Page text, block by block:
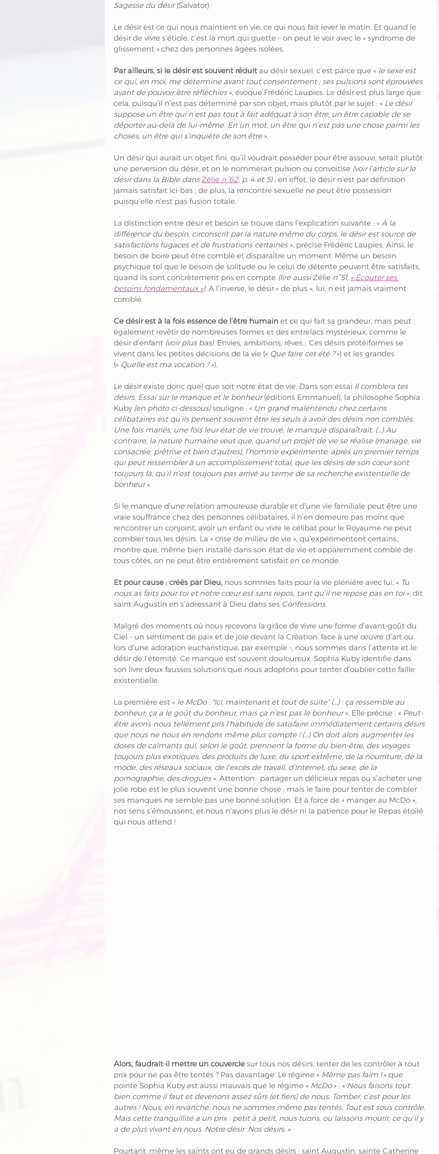
Sagesse du désir (Salvator).
Le désir est ce qui nous maintient en vie, ce qui nous fait lever le matin. Et quand le
désir de vivre s’étiole, c’est la mort qui guette – on peut le voir avec le « syndrome de
glissement » chez des personnes âgées isolées.
Par ailleurs, si le désir est souvent réduit au désir sexuel, c’est parce que « le sexe est
ce qui, en moi, me détermine avant tout consentement ; ses pulsions sont éprouvées
avant de pouvoir être réfléchies », évoque Frédéric Laupies. Le désir est plus large que
cela, puisqu’il n’est pas déterminé par son objet, mais plutôt par le sujet : « Le désir
suppose un être qui n’est pas tout à fait adéquat à son être, un être capable de se
déporter au-delà de lui-même. En un mot, un être qui n’est pas une chose parmi les
choses, un être qui s’inquiète de son être ».
Un désir qui aurait un objet fini, qu’il voudrait posséder pour être assouvi, serait plutôt
une perversion du désir, et on le nommerait pulsion ou convoitise (voir l’article sur le
désir dans la Bible dans Zélie n°62, p. 4 et 5) ; en effet, le désir n’est par définition
jamais satisfait ici-bas ; de plus, la rencontre sexuelle ne peut être possession
puisqu’elle n’est pas fusion totale.
La distinction entre désir et besoin se trouve dans l’explication suivante : « A la
différence du besoin, circonscrit par la nature même du corps, le désir est source de
satisfactions fugaces et de frustrations certaines », précise Frédéric Laupies. Ainsi, le
besoin de boire peut être comblé et disparaître un moment. Même un besoin
psychique tel que le besoin de solitude ou le celui de détente peuvent être satisfaits,
quand ils sont concrètement pris en compte (lire aussi Zélie n°51, « Écouter ses
besoins fondamentaux »). A l’inverse, le désir « de plus », lui, n’est jamais vraiment
comblé.
Ce désir est à la fois essence de l’être humain et ce qui fait sa grandeur, mais peut
également revêtir de nombreuses formes et des entrelacs mystérieux, comme le
désir d’enfant (voir plus bas). Envies, ambitions, rêves... Ces désirs protéiformes se
vivent dans les petites décisions de la vie (« Que faire cet été ? ») et les grandes
(« Quelle est ma vocation ? »).
Le désir existe donc quel que soit notre état de vie. Dans son essai Il comblera tes
désirs. Essai sur le manque et le bonheur (éditions Emmanuel), la philosophe Sophia
Kuby (en photo ci-dessous) souligne : « Un grand malentendu chez certains
célibataires est qu’ils pensent souvent être les seuls à avoir des désirs non comblés.
Une fois mariés, une fois leur état de vie trouvé, le manque disparaîtrait. (...) Au
contraire, la nature humaine veut que, quand un projet de vie se réalise (mariage, vie
consacrée, prêtrise et bien d’autres), l’homme expérimente, après un premier temps
qui peut ressembler à un accomplissement total, que les désirs de son cœur sont
toujours là, qu’il n’est toujours pas arrivé au terme de sa recherche existentielle de
bonheur ».
Si le manque d’une relation amoureuse durable et d’une vie familiale peut être une
vraie souffrance chez des personnes célibataires, il n’en demeure pas moins que
rencontrer un conjoint, avoir un enfant ou vivre le célibat pour le Royaume ne peut
combler tous les désirs. La « crise de milieu de vie », qu’expérimentent certains,
montre que, même bien installé dans son état de vie et apparemment comblé de
tous côtés, on ne peut être entièrement satisfait en ce monde.
Et pour cause : créés par Dieu, nous sommes faits pour la vie plénière avec lui. « Tu
nous as faits pour toi et notre cœur est sans repos, tant qu’il ne repose pas en toi », dit
saint Augustin en s’adressant à Dieu dans ses Confessions.
Malgré des moments où nous recevons la grâce de vivre une forme d’avant-goût du
Ciel – un sentiment de paix et de joie devant la Création, face à une œuvre d’art ou
lors d’une adoration eucharistique, par exemple -, nous sommes dans l’attente et le
désir de l’éternité. Ce manque est souvent douloureux. Sophia Kuby identifie dans
son livre deux fausses solutions que nous adoptons pour tenter d’oublier cette faille
existentielle.
La première est « le McDo : "Ici, maintenant et tout de suite" (...) : ça ressemble au
bonheur, ça a le goût du bonheur, mais ça n’est pas le bonheur ». Elle précise : « Peut-
être avons-nous tellement pris l’habitude de satisfaire immédiatement certains désirs
que nous ne nous en rendons même plus compte ! (...) On doit alors augmenter les
doses de calmants qui, selon le goût, prennent la forme du bien-être, des voyages
toujours plus exotiques, des produits de luxe, du sport extrême, de la nourriture, de la
mode, des réseaux sociaux, de l’excès de travail, d’Internet, du sexe, de la
pornographie, des drogues ». Attention : partager un délicieux repas ou s’acheter une
jolie robe est le plus souvent une bonne chose ; mais le faire pour tenter de combler
ses manques ne semble pas une bonne solution. Et à force de « manger au McDo »,
nos sens s’émoussent, et nous n’avons plus le désir ni la patience pour le Repas étoilé
qui nous attend !
Alors, faudrait-il mettre un couvercle sur tous nos désirs, tenter de les contrôler à tout
prix pour ne pas être tentés ? Pas davantage. Le régime « Même pas faim ! » que
pointe Sophia Kuby est aussi mauvais que le régime « McDo » : « Nous faisons tout
bien comme il faut et devenons assez sûrs (et fiers) de nous. Tomber, c’est pour les
autres ! Nous, en revanche, nous ne sommes même pas tentés. Tout est sous contrôle.
Mais cette tranquillité a un prix : petit à petit, nous tuons, ou laissons mourir, ce qu’il y
a de plus vivant en nous. Notre désir. Nos désirs. »
Pourtant, même les saints ont eu de grands désirs : saint Augustin, sainte Catherine